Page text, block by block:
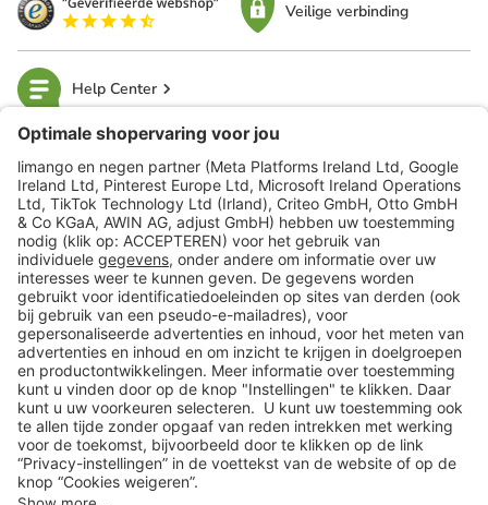
Veilige verbinding
Help Center
limango
Veilig winkelen
Klantenservice
Shop
Acties